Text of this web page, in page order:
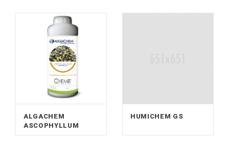
ALGACHEM
ASCOPHYLLUM
HUMICHEM GS